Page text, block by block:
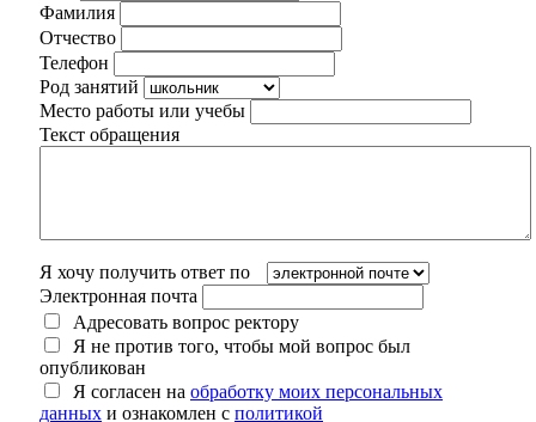
Фамилия
Отчество
Телефон
Род занятий
Место работы или учебы
Текст обращения
Я хочу получить ответ по
Электронная почта
Адресовать вопрос ректору
Я не против того, чтобы мой вопрос был
опубликован
Я согласен на обработку моих персональных
данных и ознакомлен с политикой